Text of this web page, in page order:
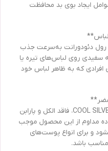
ایجاد بوی بد محافظت
رول دئودورانت به‌سرعت جذب
روی لباس‌های تیره یا
افرادی که به ظاهر لباس خود
رول دئودورانت مردانه بیول مدل COOL SILVER، فاقد الکل و پارابن
مداوم از این محصول موجب
و برای انواع پوست‌های
باشد.